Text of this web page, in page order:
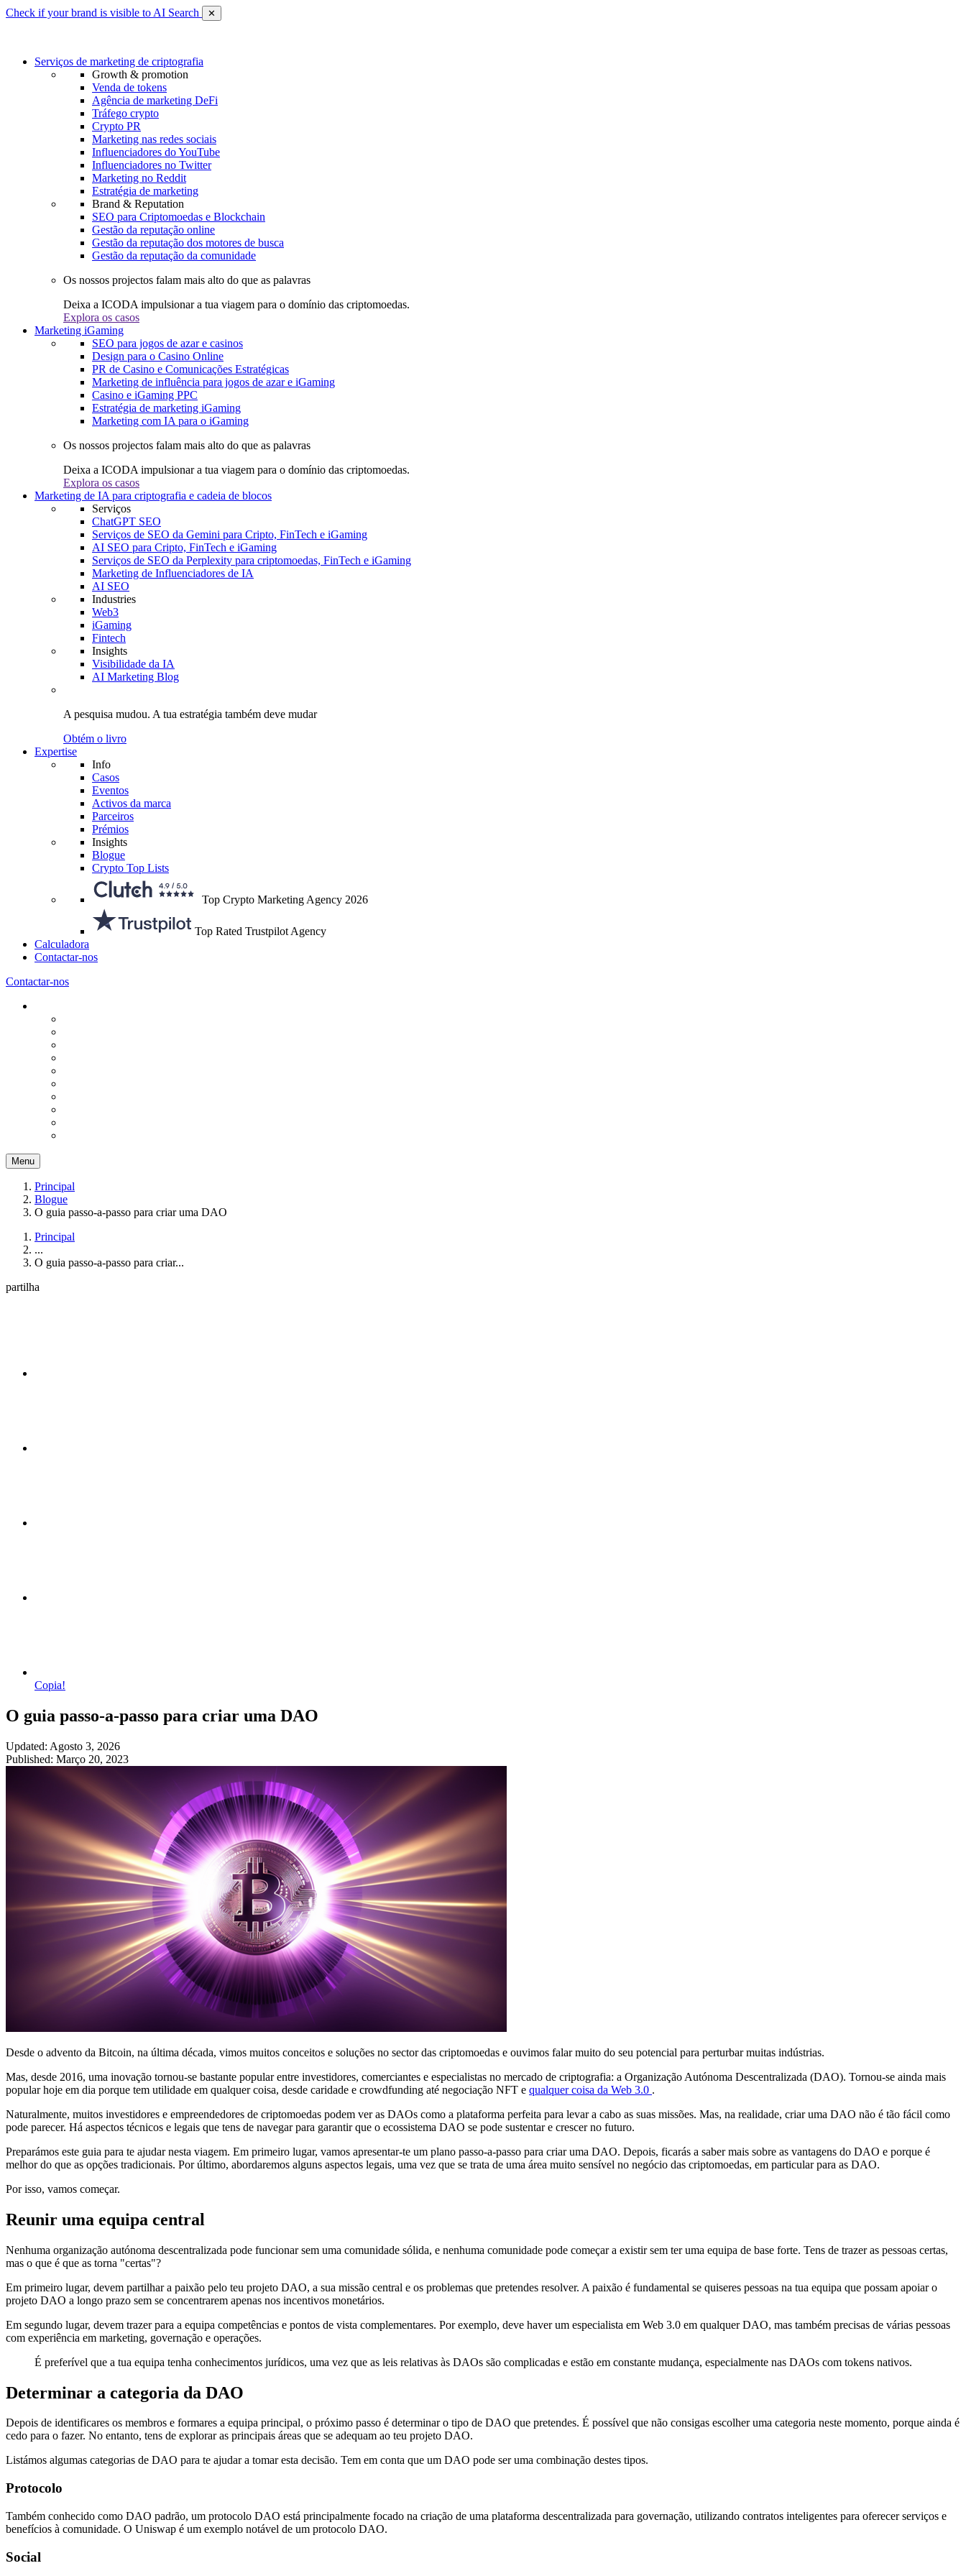
Check if your brand is visible to AI Search ✕
Serviços de marketing de criptografia
Growth & promotion
Venda de tokens
Agência de marketing DeFi
Tráfego crypto
Crypto PR
Marketing nas redes sociais
Influenciadores do YouTube
Influenciadores no Twitter
Marketing no Reddit
Estratégia de marketing
Brand & Reputation
SEO para Criptomoedas e Blockchain
Gestão da reputação online
Gestão da reputação dos motores de busca
Gestão da reputação da comunidade
Os nossos projectos falam mais alto do que as palavras
Deixa a ICODA impulsionar a tua viagem para o domínio das criptomoedas.
Explora os casos
Marketing iGaming
SEO para jogos de azar e casinos
Design para o Casino Online
PR de Casino e Comunicações Estratégicas
Marketing de influência para jogos de azar e iGaming
Casino e iGaming PPC
Estratégia de marketing iGaming
Marketing com IA para o iGaming
Os nossos projectos falam mais alto do que as palavras
Deixa a ICODA impulsionar a tua viagem para o domínio das criptomoedas.
Explora os casos
Marketing de IA para criptografia e cadeia de blocos
Serviços
ChatGPT SEO
Serviços de SEO da Gemini para Cripto, FinTech e iGaming
AI SEO para Cripto, FinTech e iGaming
Serviços de SEO da Perplexity para criptomoedas, FinTech e iGaming
Marketing de Influenciadores de IA
AI SEO
Industries
Web3
iGaming
Fintech
Insights
Visibilidade da IA
AI Marketing Blog
A pesquisa mudou. A tua estratégia também deve mudar
Obtém o livro
Expertise
Info
Casos
Eventos
Activos da marca
Parceiros
Prémios
Insights
Blogue
Crypto Top Lists
Top Crypto Marketing Agency 2026
Top Rated Trustpilot Agency
Calculadora
Contactar-nos
Contactar-nos
Menu
Principal
Blogue
O guia passo-a-passo para criar uma DAO
Principal
...
O guia passo-a-passo para criar...
partilha
Copia!
O guia passo-a-passo para criar uma DAO
Updated: Agosto 3, 2026
Published: Março 20, 2023
Desde o advento da Bitcoin, na última década, vimos muitos conceitos e soluções no sector das criptomoedas e ouvimos falar muito do seu potencial para perturbar muitas indústrias.
Mas, desde 2016, uma inovação tornou-se bastante popular entre investidores, comerciantes e especialistas no mercado de criptografia: a Organização Autónoma Descentralizada (DAO). Tornou-se ainda mais
popular hoje em dia porque tem utilidade em qualquer coisa, desde caridade e crowdfunding até negociação NFT e qualquer coisa da Web 3.0 .
Naturalmente, muitos investidores e empreendedores de criptomoedas podem ver as DAOs como a plataforma perfeita para levar a cabo as suas missões. Mas, na realidade, criar uma DAO não é tão fácil como
pode parecer. Há aspectos técnicos e legais que tens de navegar para garantir que o ecossistema DAO se pode sustentar e crescer no futuro.
Preparámos este guia para te ajudar nesta viagem. Em primeiro lugar, vamos apresentar-te um plano passo-a-passo para criar uma DAO. Depois, ficarás a saber mais sobre as vantagens do DAO e porque é
melhor do que as opções tradicionais. Por último, abordaremos alguns aspectos legais, uma vez que se trata de uma área muito sensível no negócio das criptomoedas, em particular para as DAO.
Por isso, vamos começar.
Reunir uma equipa central
Nenhuma organização autónoma descentralizada pode funcionar sem uma comunidade sólida, e nenhuma comunidade pode começar a existir sem ter uma equipa de base forte. Tens de trazer as pessoas certas,
mas o que é que as torna "certas"?
Em primeiro lugar, devem partilhar a paixão pelo teu projeto DAO, a sua missão central e os problemas que pretendes resolver. A paixão é fundamental se quiseres pessoas na tua equipa que possam apoiar o
projeto DAO a longo prazo sem se concentrarem apenas nos incentivos monetários.
Em segundo lugar, devem trazer para a equipa competências e pontos de vista complementares. Por exemplo, deve haver um especialista em Web 3.0 em qualquer DAO, mas também precisas de várias pessoas
com experiência em marketing, governação e operações.
É preferível que a tua equipa tenha conhecimentos jurídicos, uma vez que as leis relativas às DAOs são complicadas e estão em constante mudança, especialmente nas DAOs com tokens nativos.
Determinar a categoria da DAO
Depois de identificares os membros e formares a equipa principal, o próximo passo é determinar o tipo de DAO que pretendes. É possível que não consigas escolher uma categoria neste momento, porque ainda é
cedo para o fazer. No entanto, tens de explorar as principais áreas que se adequam ao teu projeto DAO.
Listámos algumas categorias de DAO para te ajudar a tomar esta decisão. Tem em conta que um DAO pode ser uma combinação destes tipos.
Protocolo
Também conhecido como DAO padrão, um protocolo DAO está principalmente focado na criação de uma plataforma descentralizada para governação, utilizando contratos inteligentes para oferecer serviços e
benefícios à comunidade. O Uniswap é um exemplo notável de um protocolo DAO.
Social